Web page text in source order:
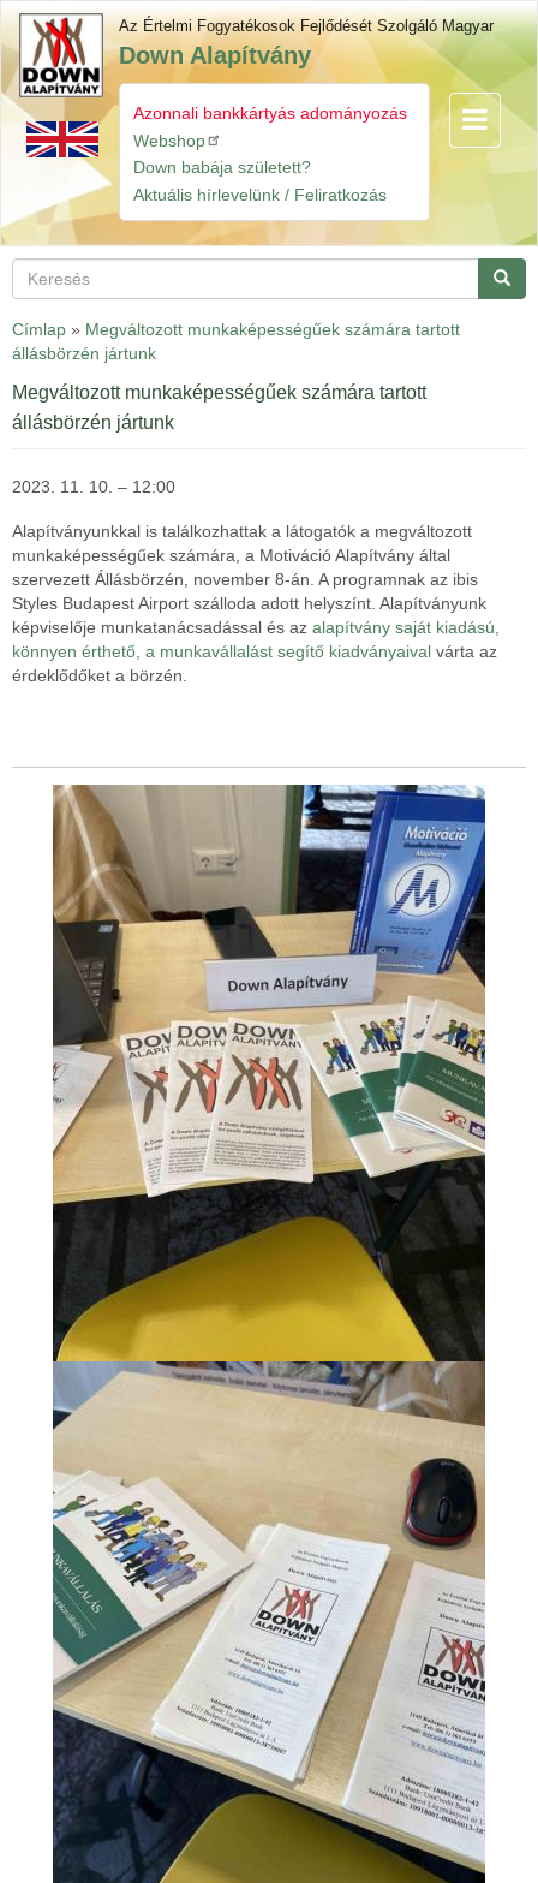
Ugrás
tartalomra
Az Értelmi Fogyatékosok Fejlődését Szolgáló Magyar
Down Alapítvány
Gyorslinkek
Azonnali bankkártyás adományozás
Webshop
Down babája született?
Aktuális hírlevelünk / Feliratkozás
Navigáció
Keresés
Címlap » Megváltozott munkaképességűek számára tartott
állásbörzén jártunk
Megváltozott munkaképességűek számára tartott
állásbörzén jártunk
2023. 11. 10. – 12:00
Alapítványunkkal is találkozhattak a látogatók a megváltozott
munkaképességűek számára, a Motiváció Alapítvány által
szervezett Állásbörzén, november 8-án. A programnak az ibis
Styles Budapest Airport szálloda adott helyszínt. Alapítványunk
képviselője munkatanácsadással és az alapítvány saját kiadású,
könnyen érthető, a munkavállalást segítő kiadványaival várta az
érdeklődőket a börzén.